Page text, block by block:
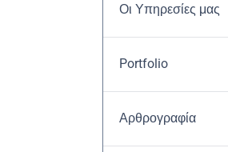
Οι Υπηρεσίες μας
Portfolio
Αρθρογραφία